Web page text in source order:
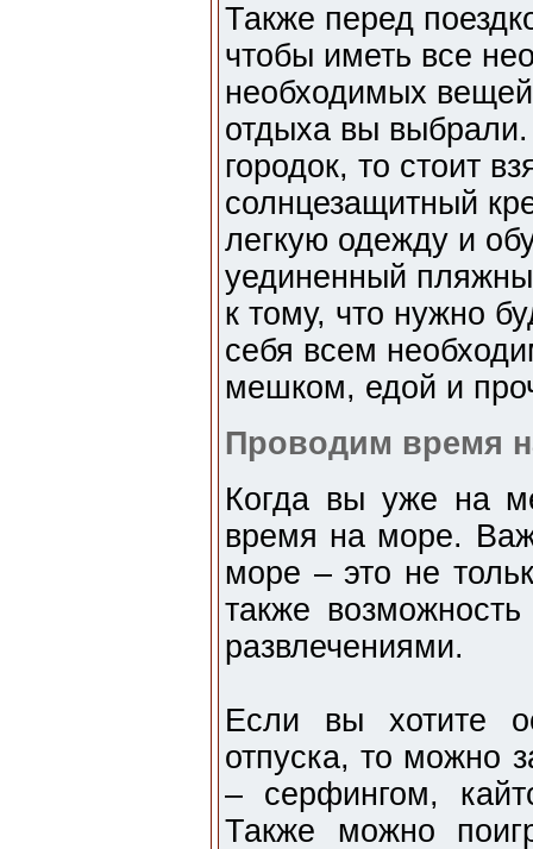
Также перед
чтобы иметь все
необходимых вещей
отдыха вы
городок, то стоит
солнцезащитный
легкую одежду и
уединенный
к тому, что нужно
себя всем
мешком, едой и
Проводим время
Когда вы уже на
время на море.
море – это не
также
развлечениями.
Если вы хотите
отпуска, то можно
– серфингом,
Также можно